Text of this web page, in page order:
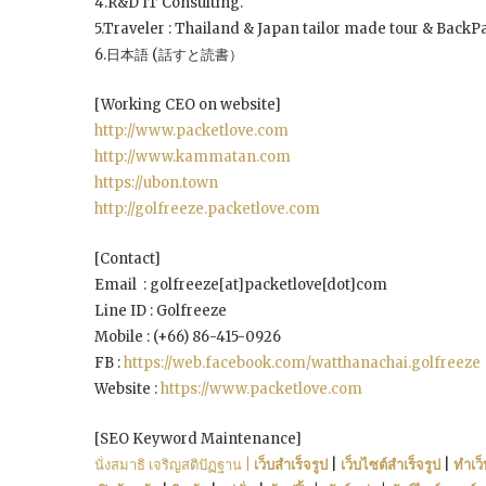
5.Traveler : Thailand & Japan tailor made tour &
6.日本語 (話すと読書）
[Working CEO on website]
http://www.packetlove.com
http://www.kammatan.com
https://ubon.town
http://golfreeze.packetlove.com
[Contact]
Email : golfreeze[at]packetlove[dot]com
Line ID : Golfreeze
Mobile : (+66) 86-415-0926
FB :https://web.facebook.com/watthanachai.golfreeze
Website :https://www.packetlove.com
[SEO Keyword Maintenance]
นั่งสมาธิ เจริญสติปัฏฐาน | เว็บสำเร็จรูป เว็บไซต์สำเร็จรูป ทำเ